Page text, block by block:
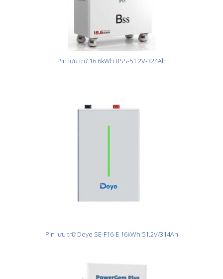
Pin lưu trữ 16.6kWh BSS-51.2V-324Ah
Pin lưu trữ Deye SE-F16-E 16kWh 51.2V/314Ah